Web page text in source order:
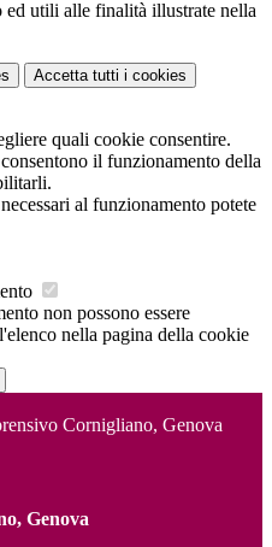
ed utili alle finalità illustrate nella
Accetta tutti i cookies
quali cookie consentire.
il funzionamento della
al funzionamento potete
non possono essere
nella pagina della cookie
Cornigliano, Genova
Genova